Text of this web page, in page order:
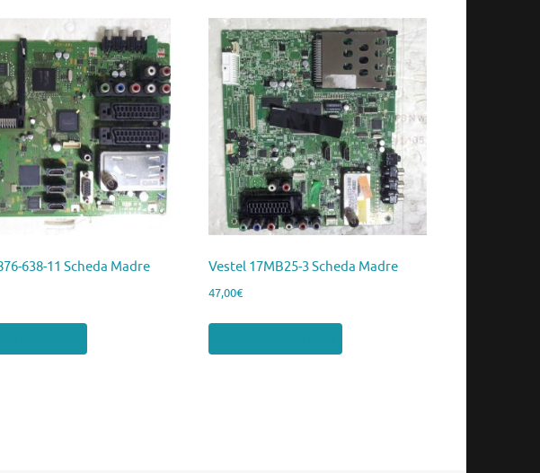
638-11 Scheda Madre Vestel 17MB25-3 Scheda Madre
47,00€